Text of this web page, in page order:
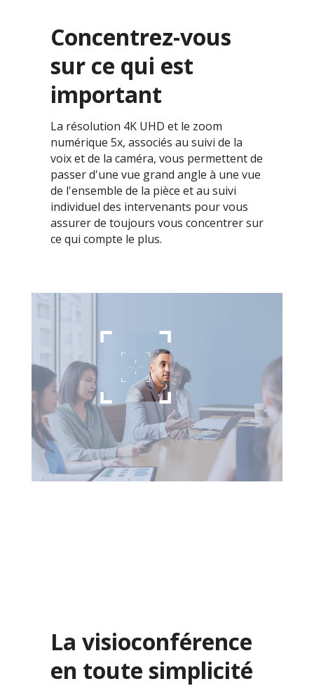
Concentrez-vous
sur ce qui est
important
La résolution 4K UHD et le zoom
numérique 5x, associés au suivi de la
voix et de la caméra, vous permettent de
passer d'une vue grand angle à une vue
de l'ensemble de la pièce et au suivi
individuel des intervenants pour vous
assurer de toujours vous concentrer sur
ce qui compte le plus.
La visioconférence
en toute simplicité